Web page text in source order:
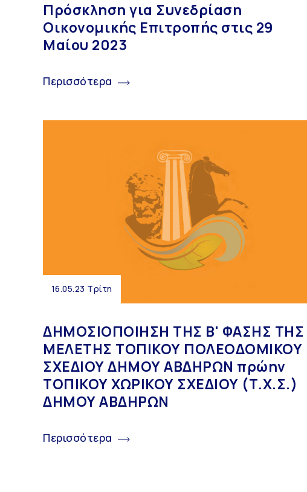
Πρόσκληση για Συνεδρίαση
Οικονομικής Επιτροπής στις 29
Μαίου 2023
Περισσότερα
16.05.23 Τρίτη
ΔΗΜΟΣΙΟΠΟΙΗΣΗ ΤΗΣ Β' ΦΑΣΗΣ ΤΗΣ
ΜΕΛΕΤΗΣ ΤΟΠΙΚΟΥ ΠΟΛΕΟΔΟΜΙΚΟΥ
ΣΧΕΔΙΟΥ ΔΗΜΟΥ ΑΒΔΗΡΩΝ πρώην
ΤΟΠΙΚΟΥ ΧΩΡΙΚΟΥ ΣΧΕΔΙΟΥ (Τ.Χ.Σ.)
ΔΗΜΟΥ ΑΒΔΗΡΩΝ
Περισσότερα
ΔΗΜΟΣ ΑΒΔΗΡΩΝ